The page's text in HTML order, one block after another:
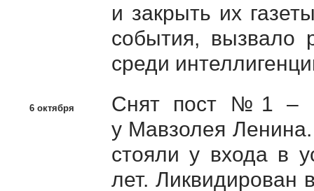
и закрыть их
события, вызвало
среди
6 октября
Снят пост №1 –
у Мавзолея
стояли у входа в
лет. Ликвидирован